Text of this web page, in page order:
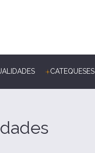
CATEQUESES